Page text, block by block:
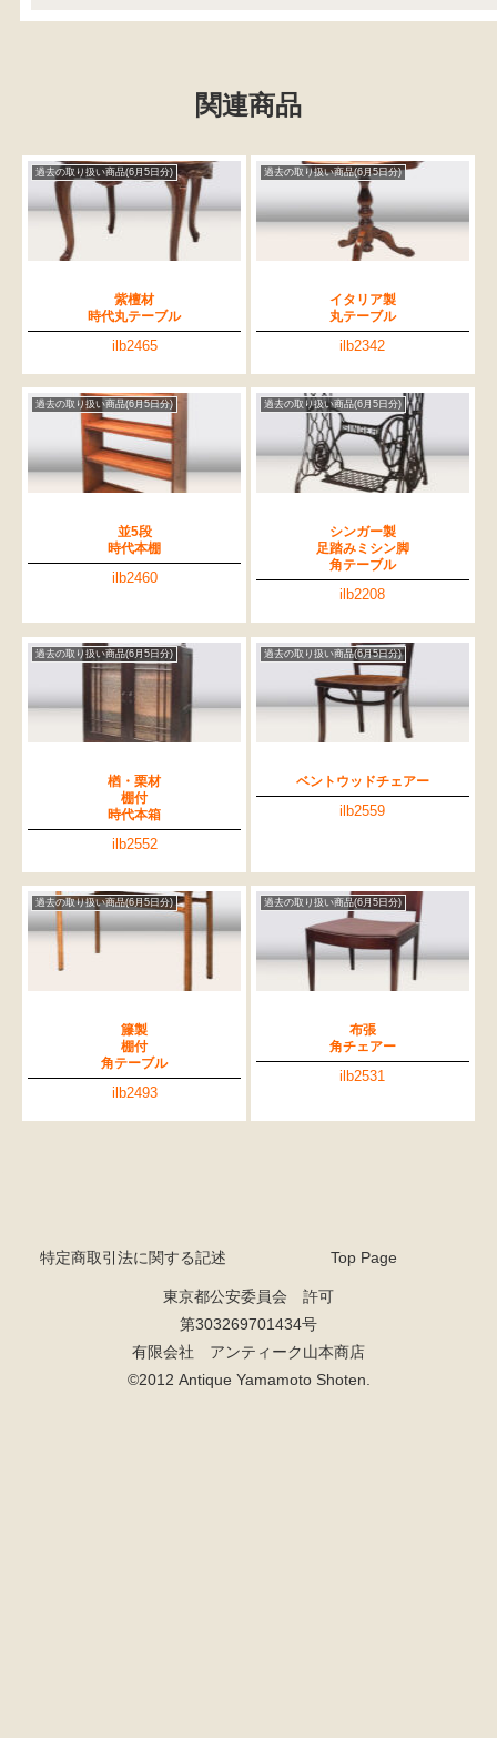
関連商品
過去の取り扱い商品(6月5日分)
紫檀材
時代丸テーブル
ilb2465
過去の取り扱い商品(6月5日分)
イタリア製
丸テーブル
ilb2342
過去の取り扱い商品(6月5日分)
並5段
時代本棚
ilb2460
過去の取り扱い商品(6月5日分)
シンガー製
足踏みミシン脚
角テーブル
ilb2208
過去の取り扱い商品(6月5日分)
楢・栗材
棚付
時代本箱
ilb2552
過去の取り扱い商品(6月5日分)
ベントウッドチェアー
ilb2559
過去の取り扱い商品(6月5日分)
籐製
棚付
角テーブル
ilb2493
過去の取り扱い商品(6月5日分)
布張
角チェアー
ilb2531
特定商取引法に関する記述 Top Page
東京都公安委員会 許可
第303269701434号
有限会社 アンティーク山本商店
©2012 Antique Yamamoto Shoten.